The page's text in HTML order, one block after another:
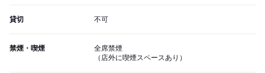
貸切 不可
禁煙・喫煙
全席禁煙
（店外に喫煙スペースあり）